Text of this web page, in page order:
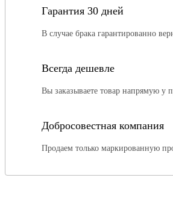
Гарантия 30 дней
В случае брака гарантированно
Всегда дешевле
Вы заказываете товар напрямую у
Добросовестная компания
Продаем только маркированную